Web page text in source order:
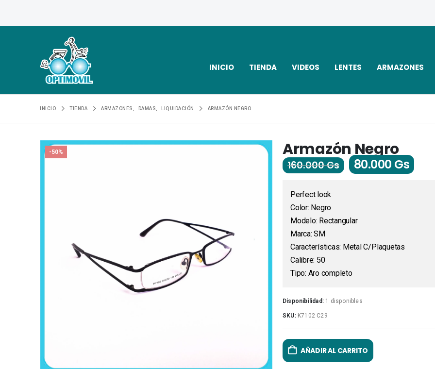
INICIO TIENDA VIDEOS LENTES ARMAZONES
INICIO TIENDA ARMAZONES DAMAS LIQUIDACIÓN ARMAZÓN NEGRO
-50% Armazón Negro
160.000Gs 80.000 Gs
Perfect look
Color: Negro
Modelo: Rectangular
Marca: SM
Características: Metal C/Plaquetas
Calibre: 50
Tipo: Aro completo
Disponibilidad: 1 disponibles
SKU: K7102 C29
AÑADIR AL CARRITO